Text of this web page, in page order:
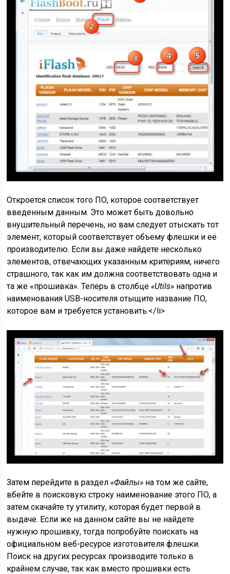
Откроется список того ПО, которое соответствует
введенным данным. Это может быть довольно
внушительный перечень, но вам следует отыскать тот
элемент, который соответствует объему флешки и её
производителю. Если вы даже найдете несколько
элементов, отвечающих указанным критериям, ничего
страшного, так как им должна соответствовать одна и
та же «прошивка». Теперь в столбце«Utils» напротив
наименования USB-носителя отыщите название ПО,
которое вам и требуется установить.</li>
Затем перейдите в раздел«Файлы» на том же сайте,
вбейте в поисковую строку наименование этого ПО, а
затем скачайте ту утилиту, которая будет первой в
выдаче. Если же на данном сайте вы не найдете
нужную прошивку, тогда попробуйте поискать на
официальном веб-ресурсе изготовителя флешки.
Поиск на других ресурсах производите только в
крайнем случае, так как вместо прошивки есть